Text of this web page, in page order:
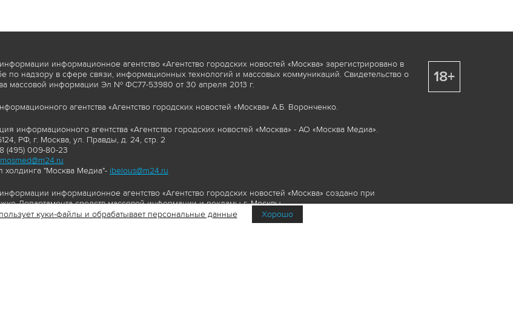
информационное агентство «Агентство городских новостей «Москва» зарегистрировано в
по надзору в сфере связи, информационных технологий и массовых коммуникаций. Свидетельство о
массовой информации Эл № ФС77-53980 от 30 апреля 2013 г.
агентства «Агентство городских новостей «Москва» А.Б. Воронченко.
информационного агентства «Агентство городских новостей «Москва» - АО «Москва Медиа».
РФ, г. Москва, ул. Правды, д. 24, стр. 2
(495) 009-80-23
mosmed@m24.ru
холдинга "Москва Медиа"- ibelous@m24.ru
информационное агентство «Агентство городских новостей «Москва» создано при
Департамента средств массовой информации и рекламы г. Москвы.
содержит материалы, товарные знаки и иные охраняемые элементы, включая, но, не
18+
куки-файлы и обрабатывает персональные данные Хорошо